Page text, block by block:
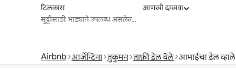
टिलकारा
सुट्टीसाठी भाड्याने उपलब्ध असलेल्या जागा
आणखी दाखवा
Airbnb आर्जेन्टिना तुकुमन ताफ़ी डेल वॅले आमाईचा डेल व्हाले